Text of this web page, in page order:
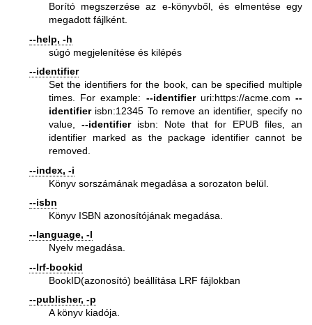
Borító megszerzése az e-könyvből, és elmentése egy
megadott fájlként.
--help, -h
súgó megjelenítése és kilépés
--identifier
Set the identifiers for the book, can be specified multiple
times. For example: --identifieruri:https://acme.com --
identifierisbn:12345 To remove an identifier, specify no
value, --identifierisbn: Note that for EPUB files, an
identifier marked as the package identifier cannot be
removed.
--index, -i
Könyv sorszámának megadása a sorozaton belül.
--isbn
Könyv ISBN azonosítójának megadása.
--language, -l
Nyelv megadása.
--lrf-bookid
BookID(azonosító) beállítása LRF fájlokban
--publisher, -p
A könyv kiadója.